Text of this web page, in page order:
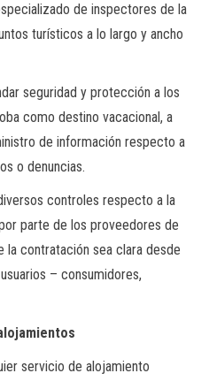
de inspectores de la
turísticos a lo largo y ancho
seguridad y protección a los
como destino vacacional, a
de información respecto a
o denuncias.
controles respecto a la
parte de los proveedores de
la contratación sea clara desde
– consumidores,
servicio de alojamiento